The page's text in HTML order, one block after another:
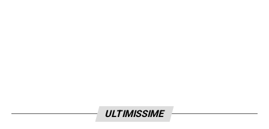
ULTIMISSIME